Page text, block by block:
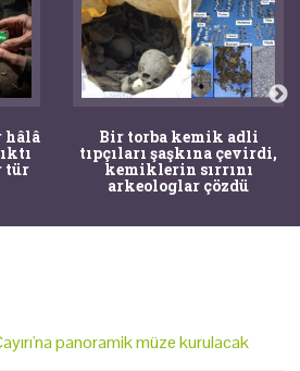
hâlâ
tür
Bir torba kemik adli
tıpçıları şaşkına çevirdi,
kemiklerin sırrını
arkeologlar çözdü
panoramik müze kurulacak